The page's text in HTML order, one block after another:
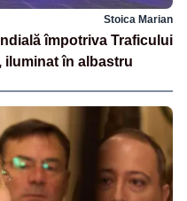
Stoica Marian
împotriva Traficului
iluminat în albastru